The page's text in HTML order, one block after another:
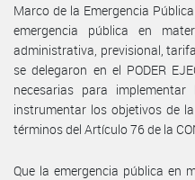
Marco de la Emergencia
emergencia pública en
administrativa, previsional,
se delegaron en el PODER
necesarias para
instrumentar los objetivos de
términos del Artículo 76 de la
Que la emergencia pública en